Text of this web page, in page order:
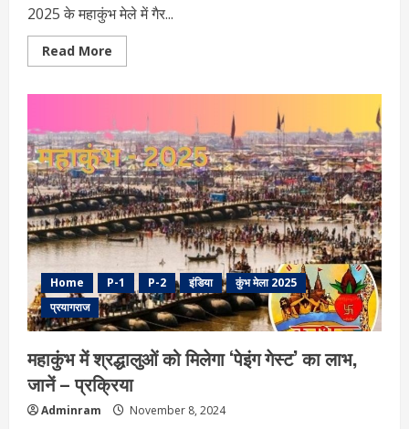
2025 के महाकुंभ मेले में गैर...
Read More
more
यादव
के
बीच
अखाड़ा
बना
प्रयागराज
का
महाकुंभ
Home P-1 P-2 इंडिया
कुंभ मेला 2025
प्रयागराज
महाकुंभ में श्रद्धालुओं को मिलेगा ‘पेइंग गेस्ट’ का लाभ,
जानें – प्रक्रिया
Adminram November 8, 2024